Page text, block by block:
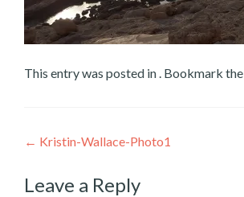
This entry was posted in . Bookmark the
Post
navigation
← Kristin-Wallace-Photo1
Leave a Reply